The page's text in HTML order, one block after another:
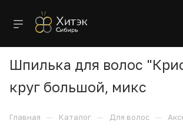
Шпилька для волос
круг большой, микс
Главная — Каталог — Для волос —